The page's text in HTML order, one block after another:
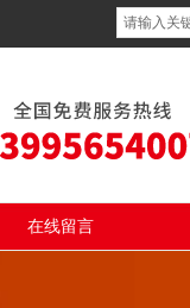
在线留言